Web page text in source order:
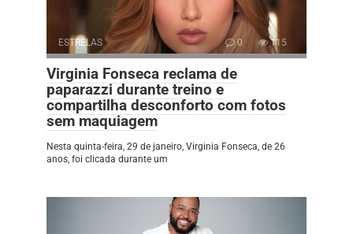
ESTRELAS 0 115
Virginia Fonseca reclama de
paparazzi durante treino e
compartilha desconforto com fotos
sem maquiagem
Nesta quinta-feira, 29 de janeiro, Virginia Fonseca, de 26
anos, foi clicada durante um